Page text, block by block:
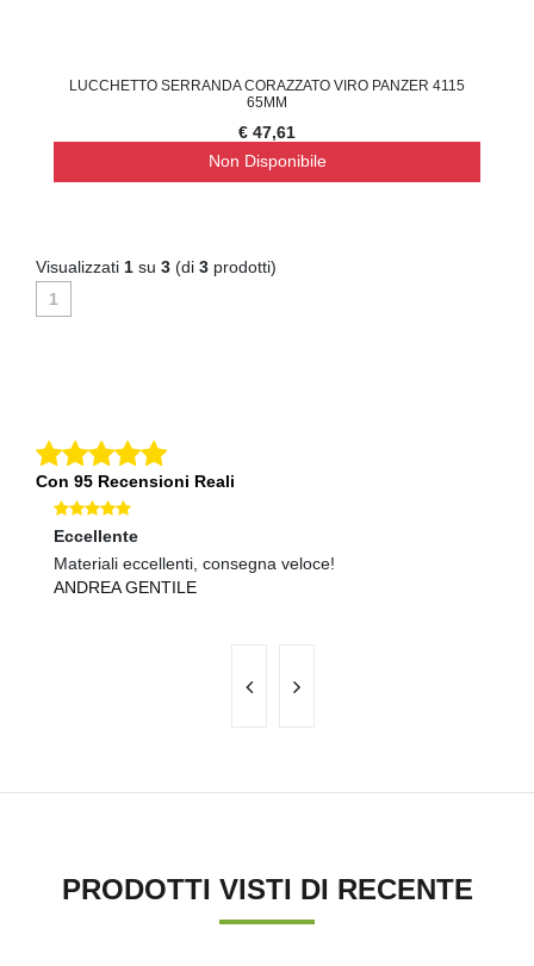
LUCCHETTO SERRANDA CORAZZATO VIRO PANZER 4115
65MM
€ 47,61
Non Disponibile
Visualizzati 1 su 3 (di 3 prodotti)
1
Con 95 Recensioni Reali
Eccellente
Materiali eccellenti, consegna veloce!
ANDREA GENTILE
PRODOTTI VISTI DI RECENTE